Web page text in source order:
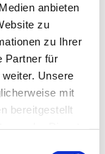
anbieten
zu
zu Ihrer
Partner für
Unsere
mit
bereitgestellt